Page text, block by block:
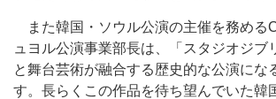
また韓国・ソウル公演の主催を務める
ュヨル公演事業部長は、「スタジオジブ
と舞台芸術が融合する歴史的な公演にな
す。長らくこの作品を待ち望んでいた韓